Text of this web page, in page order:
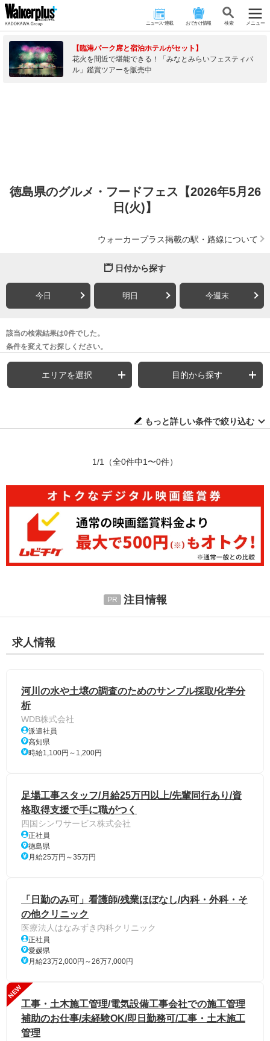
ニュース･連載 おでかけ情報 検 索 メニュー
【臨港パーク席と宿泊ホテルがセット】
花火を間近で堪能できる！「みなとみらいフェスティバ
ル」鑑賞ツアーを販売中
徳島県のグルメ・フードフェス【2026年5月26
日(火)】
ウォーカープラス掲載の駅・路線について
日付から探す
今日 明日 今週末
該当の検索結果は0件でした。
条件を変えてお探しください。
エリアを選択 目的から探す
もっと詳しい条件で絞り込む
1/1 （全0件中1〜0件）
注目情報
求人情報
河川の水や土壌の調査のためのサンプル採取/化学分
析
WDB株式会社
派遣社員
高知県
時給1,100円～1,200円
足場工事スタッフ/月給25万円以上/先輩同行あり/資
格取得支援で手に職がつく
四国シンワサービス株式会社
正社員
徳島県
月給25万円～35万円
「日勤のみ可」看護師/残業ほぼなし/内科・外科・そ
の他クリニック
医療法人はなみずき内科クリニック
正社員
愛媛県
月給23万2,000円～26万7,000円
NEW
工事・土木施工管理/電気設備工事会社での施工管理
補助のお仕事/未経験OK/即日勤務可/工事・土木施工
管理